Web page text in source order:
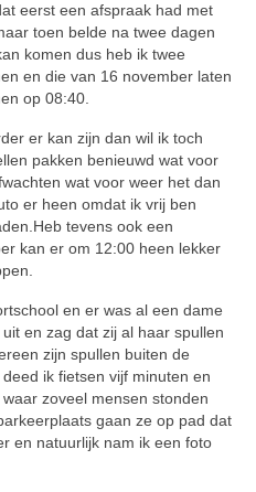
eerst een afspraak had met
toen belde na twee dagen
komen dus heb ik twee
en die van 16 november laten
op 08:40.
er kan zijn dan wil ik toch
pakken benieuwd wat voor
wat voor weer het dan
er heen omdat ik vrij ben
tevens ook een
kan er om 12:00 heen lekker
en er was al een dame
en zag dat zij al haar spullen
zijn spullen buiten de
ik fietsen vijf minuten en
zoveel mensen stonden
gaan ze op pad dat
en natuurlijk nam ik een foto